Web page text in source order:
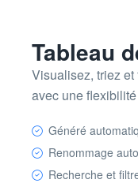
Tableau
Visualisez, triez
avec une
Généré
Renommage
Recherche et